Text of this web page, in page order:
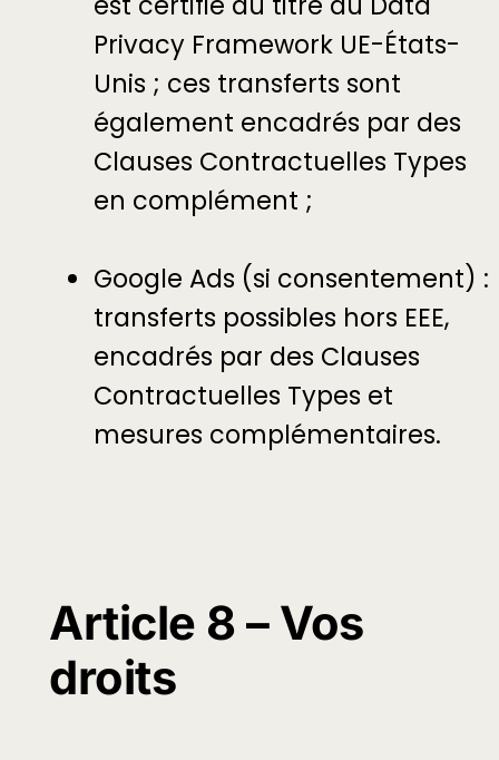
Privacy Framework UE-États-
Unis ; ces transferts sont
également encadrés par des
Clauses Contractuelles Types
en complément ;
Google Ads (si consentement) :
transferts possibles hors EEE,
encadrés par des Clauses
Contractuelles Types et
mesures complémentaires.
Article 8 – Vos
droits